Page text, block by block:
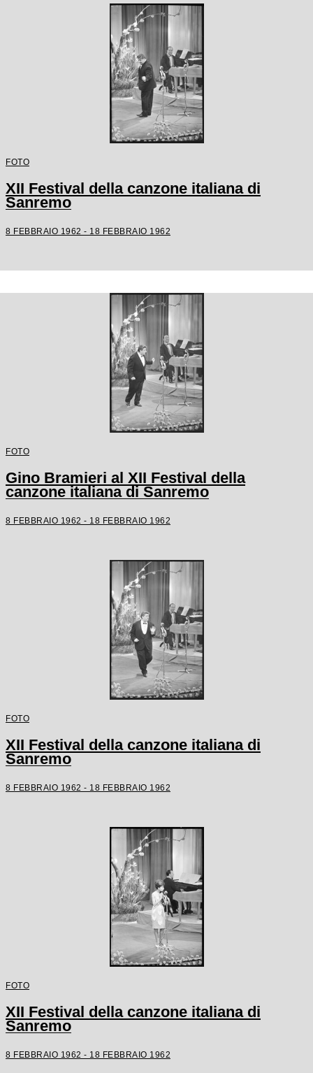
FOTO
XII Festival della canzone italiana di
Sanremo
8 FEBBRAIO 1962 - 18 FEBBRAIO 1962
FOTO
Gino Bramieri al XII Festival della
canzone italiana di Sanremo
8 FEBBRAIO 1962 - 18 FEBBRAIO 1962
FOTO
XII Festival della canzone italiana di
Sanremo
8 FEBBRAIO 1962 - 18 FEBBRAIO 1962
FOTO
XII Festival della canzone italiana di
Sanremo
8 FEBBRAIO 1962 - 18 FEBBRAIO 1962